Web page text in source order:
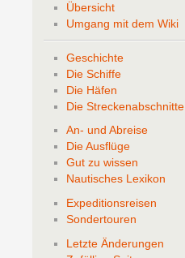
Übersicht
Umgang mit dem Wiki
Geschichte
Die Schiffe
Die Häfen
Die Streckenabschnitte
An- und Abreise
Die Ausflüge
Gut zu wissen
Nautisches Lexikon
Expeditionsreisen
Sondertouren
Letzte Änderungen